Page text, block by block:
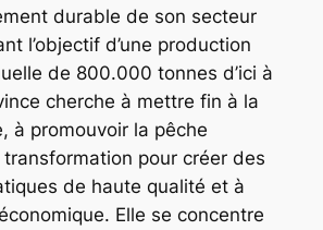
durable de son secteur
l’objectif d’une production
de 800.000 tonnes d’ici à
cherche à mettre fin à la
à promouvoir la pêche
pour créer des
de haute qualité et à
Elle se concentre